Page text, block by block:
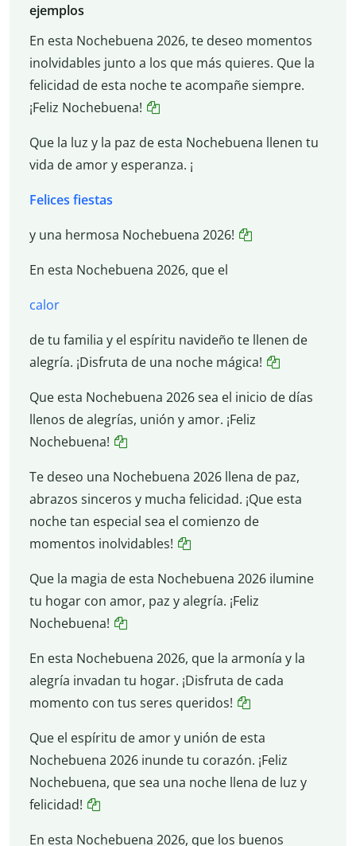
ejemplos
En esta Nochebuena 2026, te deseo momentos
inolvidables junto a los que más quieres. Que la
felicidad de esta noche te acompañe siempre.
¡Feliz Nochebuena!
Que la luz y la paz de esta Nochebuena llenen tu
vida de amor y esperanza. ¡
Felices fiestas
y una hermosa Nochebuena 2026!
En esta Nochebuena 2026, que el
calor
de tu familia y el espíritu navideño te llenen de
alegría. ¡Disfruta de una noche mágica!
Que esta Nochebuena 2026 sea el inicio de días
llenos de alegrías, unión y amor. ¡Feliz
Nochebuena!
Te deseo una Nochebuena 2026 llena de paz,
abrazos sinceros y mucha felicidad. ¡Que esta
noche tan especial sea el comienzo de
momentos inolvidables!
Que la magia de esta Nochebuena 2026 ilumine
tu hogar con amor, paz y alegría. ¡Feliz
Nochebuena!
En esta Nochebuena 2026, que la armonía y la
alegría invadan tu hogar. ¡Disfruta de cada
momento con tus seres queridos!
Que el espíritu de amor y unión de esta
Nochebuena 2026 inunde tu corazón. ¡Feliz
Nochebuena, que sea una noche llena de luz y
felicidad!
En esta Nochebuena 2026, que los buenos